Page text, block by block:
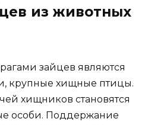
из животных
зайцев являются
крупные хищные птицы.
хищников становятся
особи. Поддержание